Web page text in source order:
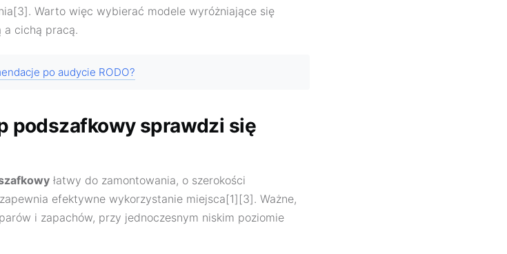
Warto więc wybierać modele wyróżniające się
a cichą pracą.
po audycie RODO?
podszafkowy sprawdzi się
łatwy do zamontowania, o szerokości
efektywne wykorzystanie miejsca[1][3]. Ważne,
i zapachów, przy jednoczesnym niskim poziomie